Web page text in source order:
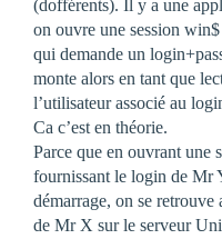
(dofférents). Il y a une
on ouvre une session
qui demande un
monte alors en tant que
l’utilisateur associé au
Ca c’est en théorie.
Parce que en ouvrant une
fournissant le login de Mr
démarrage, on se
de Mr X sur le serveur